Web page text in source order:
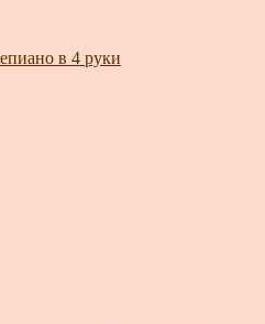
в 4 руки